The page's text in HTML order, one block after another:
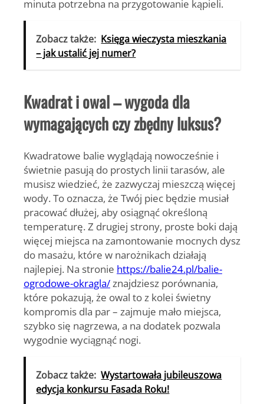
minuta potrzebna na przygotowanie kąpieli.
Zobacz także: Księga wieczysta mieszkania
– jak ustalić jej numer?
Kwadrat i owal – wygoda dla
wymagających czy zbędny luksus?
Kwadratowe balie wyglądają nowocześnie i
świetnie pasują do prostych linii tarasów, ale
musisz wiedzieć, że zazwyczaj mieszczą więcej
wody. To oznacza, że Twój piec będzie musiał
pracować dłużej, aby osiągnąć określoną
temperaturę. Z drugiej strony, proste boki dają
więcej miejsca na zamontowanie mocnych dysz
do masażu, które w narożnikach działają
najlepiej. Na stronie https://balie24.pl/balie-
ogrodowe-okragla/znajdziesz porównania,
które pokazują, że owal to z kolei świetny
kompromis dla par – zajmuje mało miejsca,
szybko się nagrzewa, a na dodatek pozwala
wygodnie wyciągnąć nogi.
Zobacz także: Wystartowała jubileuszowa
edycja konkursu Fasada Roku!